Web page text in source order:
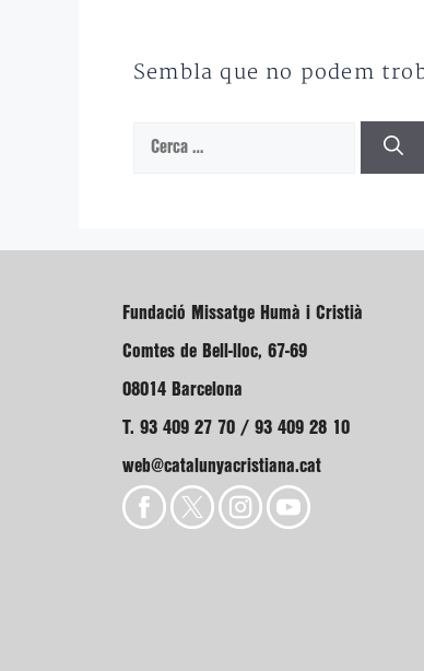
Sembla que no podem
Cerca:
Fundació Missatge Humà i Cristià
Comtes de Bell-lloc, 67-69
08014 Barcelona
T. 93 409 27 70 / 93 409 28 10
web@catalunyacristiana.cat